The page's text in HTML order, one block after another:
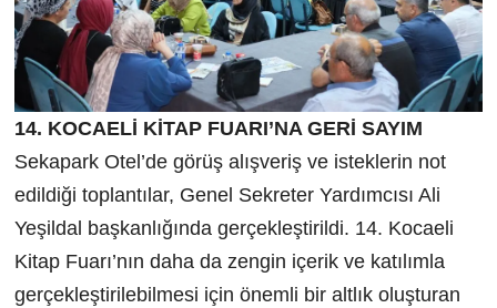
14. KOCAELİ KİTAP FUARI’NA GERİ SAYIM
Sekapark Otel’de görüş alışveriş ve isteklerin not
edildiği toplantılar, Genel Sekreter Yardımcısı Ali
Yeşildal başkanlığında gerçekleştirildi. 14. Kocaeli
Kitap Fuarı’nın daha da zengin içerik ve katılımla
gerçekleştirilebilmesi için önemli bir altlık oluşturan